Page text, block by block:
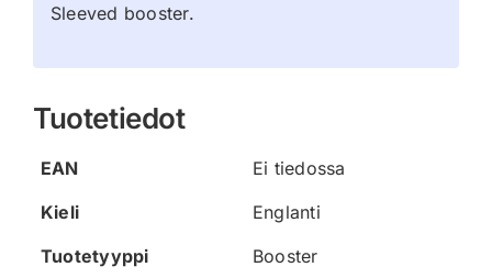
Sleeved booster.
Tuotetiedot
EAN
Ei tiedossa
Kieli
Englanti
Tuotetyyppi
Booster